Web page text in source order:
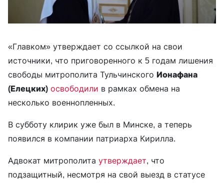
«Главком» утверждает со ссылкой на свои
источники, что приговоренного к 5 годам лишения
свободы митрополита Тульчинского Ионафана
(Елецких) освободили в рамках обмена на
несколько военнопленных.
В субботу клирик уже был в Минске, а теперь
появился в компании патриарха Кирилла.
Адвокат митрополита утверждает, что
подзащитный, несмотря на свой выезд в статусе